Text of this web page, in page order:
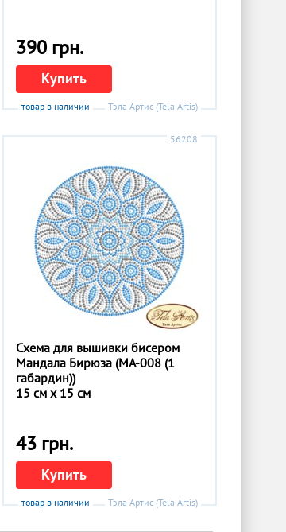
390 грн.
Купить
товар в наличии Тэла Артис (Tela Artis)
56208
Схема для вышивки бисером
Мандала Бирюза (МА-008 (1
габардин))
15 см x 15 см
43 грн.
Купить
товар в наличии Тэла Артис (Tela Artis)